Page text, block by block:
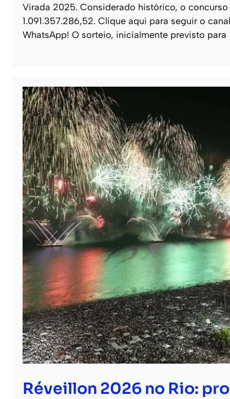
Virada 2025. Considerado histórico, o
1.091.357.286,52. Clique aqui para seguir o
WhatsApp! O sorteio, inicialmente previsto para
Réveillon 2026 no Rio: